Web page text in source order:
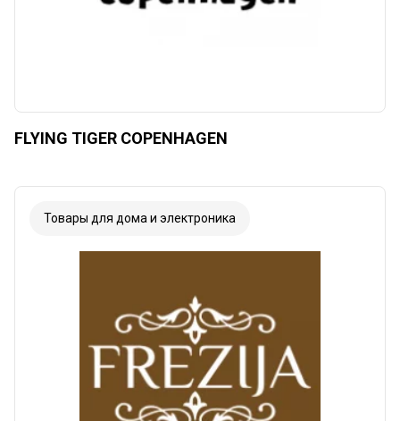
FLYING TIGER COPENHAGEN
Товары для дома и электроника